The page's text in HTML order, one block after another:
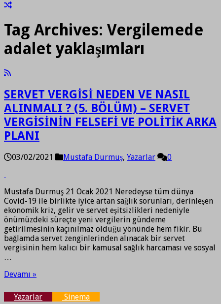
Tag Archives: Vergilemede
adalet yaklaşımları
SERVET VERGİSİ NEDEN VE NASIL
ALINMALI ? (5. BÖLÜM) – SERVET
VERGİSİNİN FELSEFİ VE POLİTİK ARKA
PLANI
03/02/2021 Mustafa Durmuş, Yazarlar 0
Mustafa Durmuş 21 Ocak 2021 Neredeyse tüm dünya
Covid-19 ile birlikte iyice artan sağlık sorunları, derinleşen
ekonomik kriz, gelir ve servet eşitsizlikleri nedeniyle
önümüzdeki süreçte yeni vergilerin gündeme
getirilmesinin kaçınılmaz olduğu yönünde hem fikir. Bu
bağlamda servet zenginlerinden alınacak bir servet
vergisinin hem kalıcı bir kamusal sağlık harcaması ve sosyal
…
Devamı »
Yazarlar Sinema